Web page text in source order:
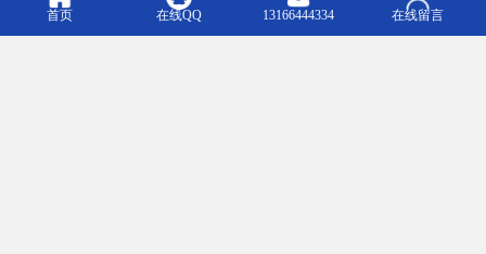
配套优势，以马钢机房彩钢板为核心产品，为各类机房项目提供高
首页 在线QQ 13166444334 在线留言